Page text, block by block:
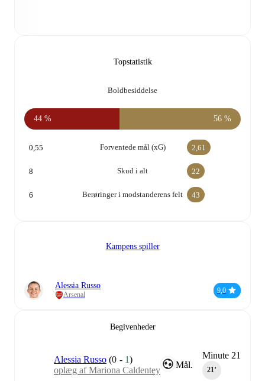
Topstatistik
Boldbesiddelse
44 % 56 %
Forventede mål (xG)
0,55 2,61
Skud i alt
8 22
Berøringer i modstanderens felt
6 43
Kampens spiller
Alessia Russo
Arsenal
9,0
Begivenheder
Minute 21
21‎’‎
Mål.
Alessia Russo (0 - 1)
oplæg af Mariona Caldentey